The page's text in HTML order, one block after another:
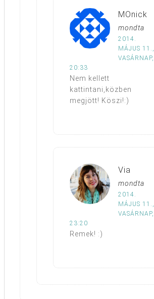
MOnick
mondta
2014.
MÁJUS 11.,
VASÁRNAP,
20:33
Nem kellett
kattintani,közben
megjött! Köszi!:)
Via
mondta
2014.
MÁJUS 11.,
VASÁRNAP,
23:20
Remek! :)